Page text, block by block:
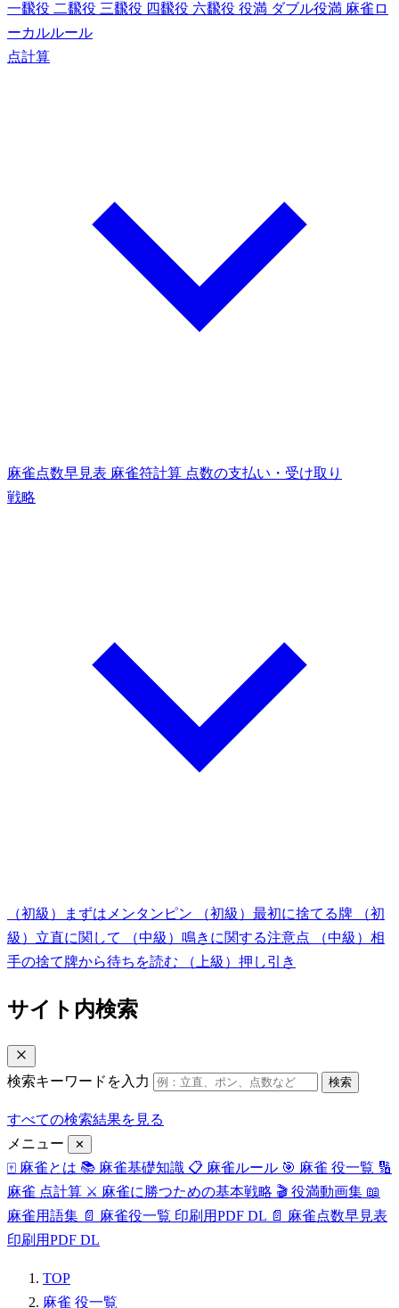
一飜役 二飜役 三飜役 四飜役 六飜役 役満 ダブル役満 麻雀ロ
ーカルルール
点計算
麻雀点数早見表 麻雀符計算 点数の支払い・受け取り
戦略
（初級）まずはメンタンピン （初級）最初に捨てる牌
（初
級）立直に関して
（中級）鳴きに関する注意点
（中級）相
手の捨て牌から待ちを読む
（上級）押し引き
サイト内検索
検索キーワードを入力 検索
すべての検索結果を見る
メニュー
✕
🀄 麻雀とは 📚 麻雀基礎知識 📋 麻雀ルール 🎯 麻雀 役一覧 🔢
麻雀 点計算 ⚔️ 麻雀に勝つための基本戦略 🎬 役満動画集 📖
麻雀用語集 📄 麻雀役一覧 印刷用PDF DL 📄 麻雀点数早見表
印刷用PDF DL
TOP
麻雀 役一覧